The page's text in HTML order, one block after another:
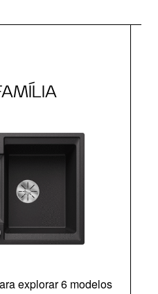
explorar 6 modelos